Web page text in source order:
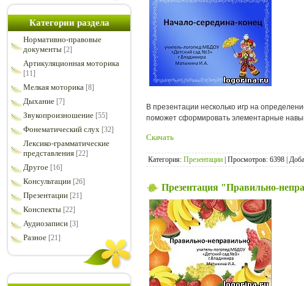
Категории раздела
Нормативно-правовые
документы [2]
Артикуляционная моторика
[11]
Мелкая моторика [8]
Дыхание [7]
Звукопроизношение [55]
Фонематический слух [32]
Лексико-грамматические
представления [22]
Другое [16]
Консультации [26]
Презентации [21]
Конспекты [22]
Аудиозаписи [3]
Разное [21]
В презентации несколько игр на
поможет сформировать элементарные
Скачать
Категория: Презентации | Просмотров: 6398 |
Презентация "Правильно-